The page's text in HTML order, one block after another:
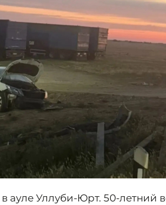
ауле Уллуби-Юрт. 50-летний